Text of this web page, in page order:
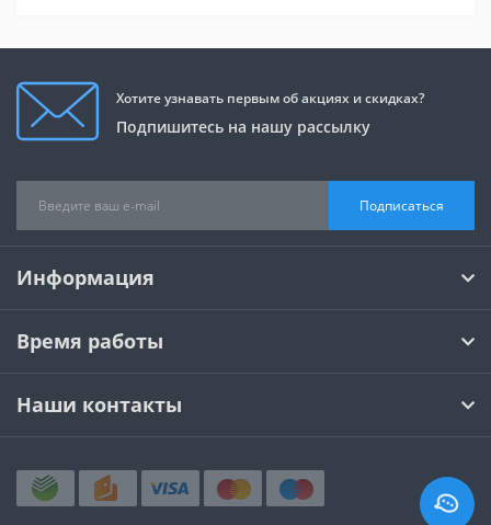
Хотите узнавать первым об акциях и скидках?
Подпишитесь на нашу рассылку
Подписаться
Информация
Время работы
Наши контакты